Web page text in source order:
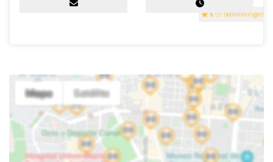
5 (5 beoordelingen)